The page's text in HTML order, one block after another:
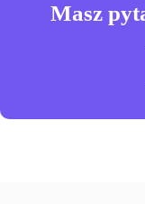
Masz